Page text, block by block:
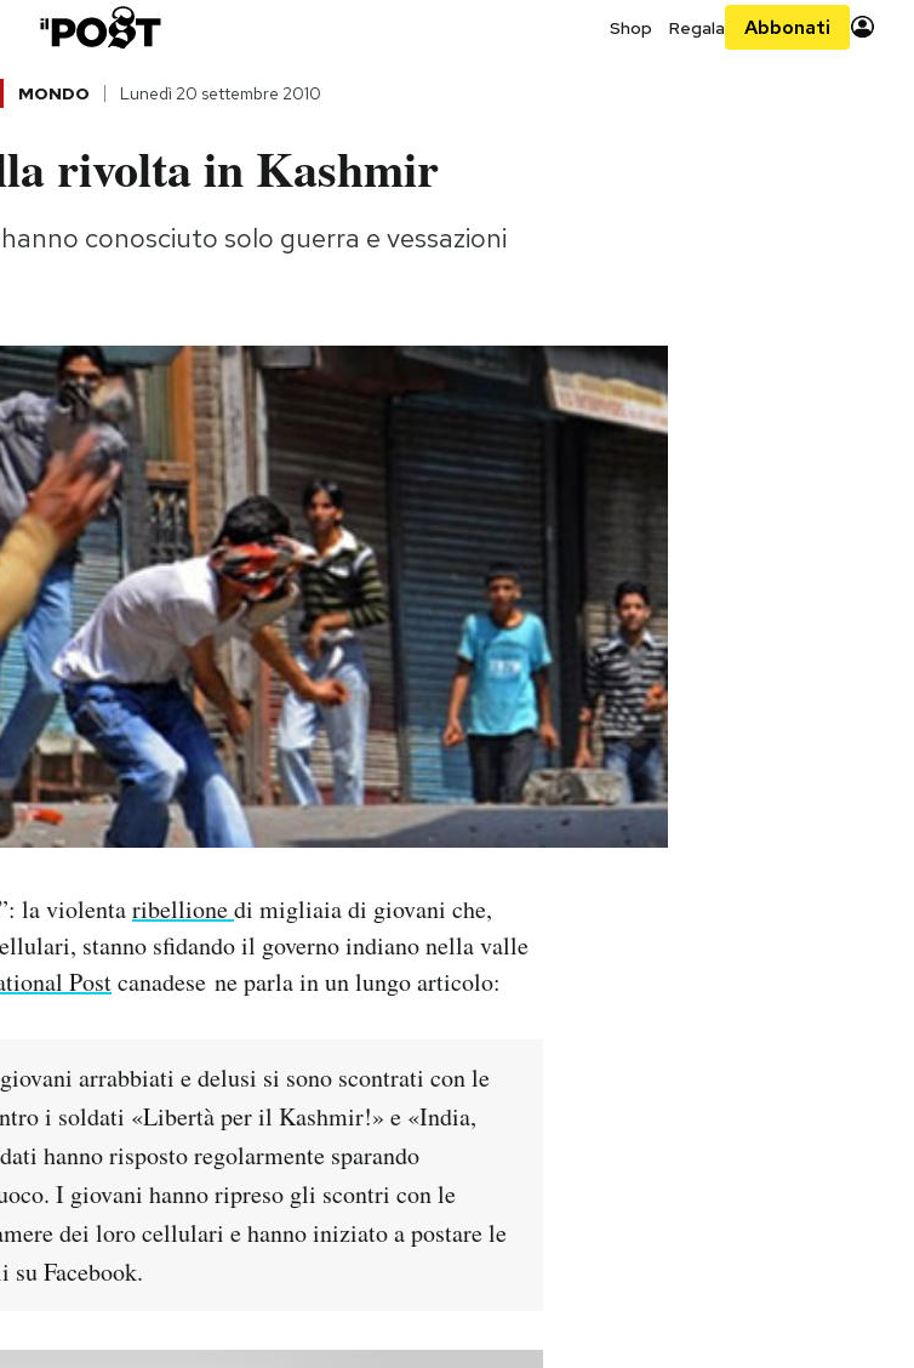
Shop Regala Abbonati
MONDO Lunedì 20 settembre 2010
rivolta in Kashmir
conosciuto solo guerra e vessazioni
la violentaribellionedi migliaia di giovani che,
stanno sfidando il governo indiano nella valle
Postcanadese ne parla in un lungo articolo:
arrabbiati e delusi si sono scontrati con le
i soldati «Libertà per il Kashmir!» e «India,
hanno risposto regolarmente sparando
I giovani hanno ripreso gli scontri con le
dei loro cellulari e hanno iniziato a postare le
Facebook.